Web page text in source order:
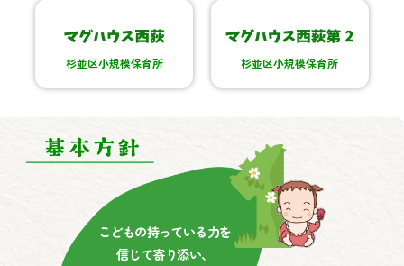
杉並区小規模保育所 杉並区小規模保育所
こどもの持っている力を
信じて寄り添い、